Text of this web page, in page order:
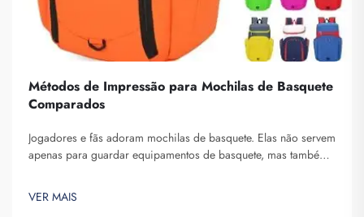
Métodos de Impressão para Mochilas de Basquete
Comparados
Jogadores e fãs adoram mochilas de basquete. Elas não servem
apenas para guardar equipamentos de basquete, mas também
Fuzhou Saipulang Trading, entendemos a necessidade de uma
mochila bonita e durável. Principais...
VER MAIS